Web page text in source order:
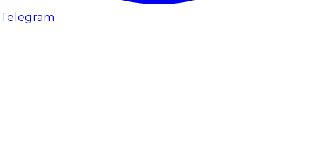
Telegram